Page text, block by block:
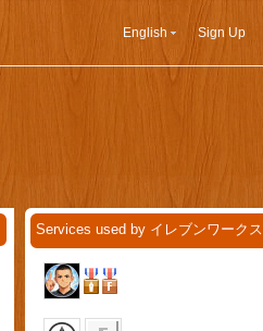
English Sign Up
Services used by イレブンワークス